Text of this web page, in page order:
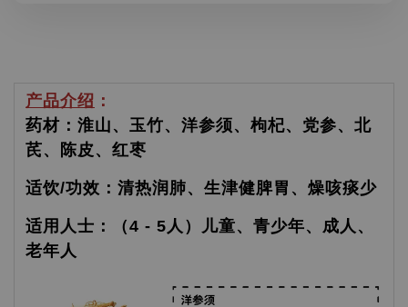
产品介绍 ：
药材：淮山、玉竹、洋参须、枸杞、党参、北
芪、陈皮、红枣
适饮/功效：清热润肺、生津健脾胃、燥咳痰少
适用人士：（4 - 5人）儿童、青少年、成人、
老年人